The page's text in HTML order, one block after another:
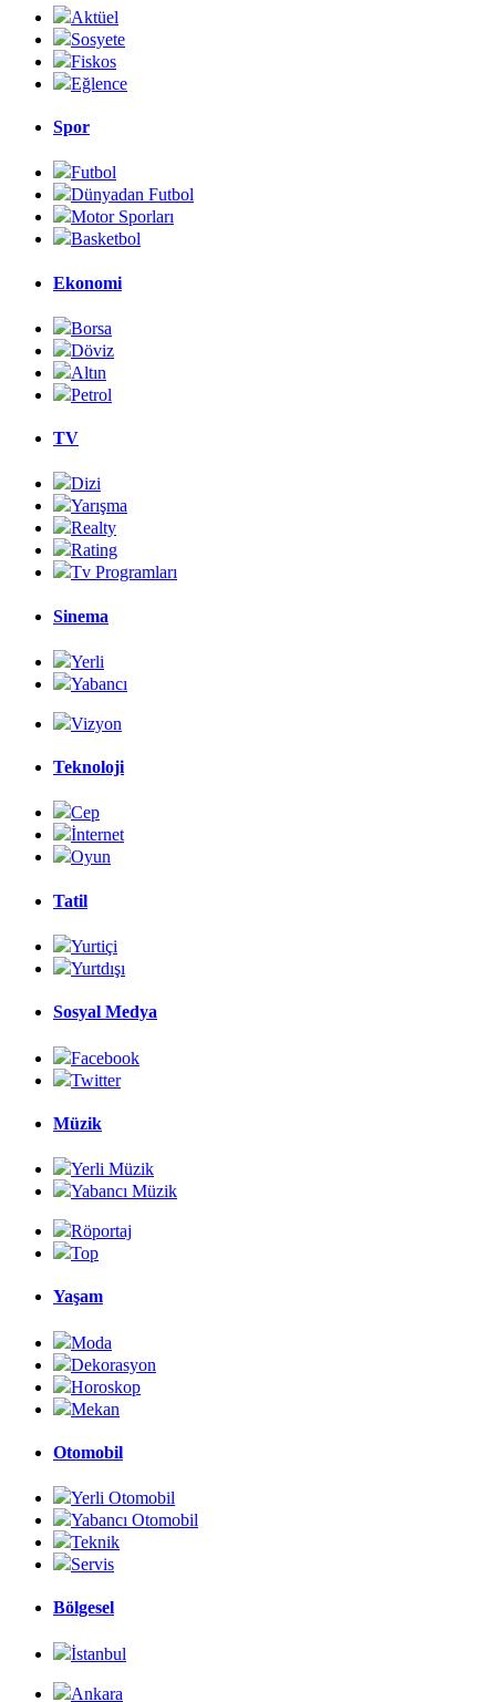
Aktüel
Sosyete
Fiskos
Eğlence
Spor
Futbol
Dünyadan Futbol
Motor Sporları
Basketbol
Ekonomi
Borsa
Döviz
Altın
Petrol
TV
Dizi
Yarışma
Realty
Rating
Tv Programları
Sinema
Yerli
Yabancı
Vizyon
Teknoloji
Cep
İnternet
Oyun
Tatil
Yurtiçi
Yurtdışı
Sosyal Medya
Facebook
Twitter
Müzik
Yerli Müzik
Yabancı Müzik
Röportaj
Top
Yaşam
Moda
Dekorasyon
Horoskop
Mekan
Otomobil
Yerli Otomobil
Yabancı Otomobil
Teknik
Servis
Bölgesel
İstanbul
Ankara